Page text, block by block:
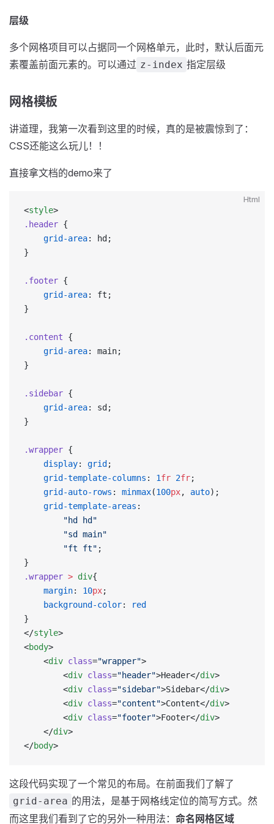
层级
多个网格项目可以占据同一个网格单元，此时，默认后面元
素覆盖前面元素的。可以通过 z-index 指定层级
网格模板
讲道理，我第一次看到这里的时候，真的是被震惊到了：
CSS还能这么玩儿！！
直接拿文档的demo来了
Html
<style>
.header {
	grid-area
: hd;
}
.footer {
	grid-area
: ft;
}
.content {
	grid-area
: main;
}
.sidebar {
	grid-area
: sd;
}
.wrapper {
    display
: grid ;
    grid-template-columns
: 1fr 2fr;
    grid-auto-rows
: minmax(100px, auto);
    grid-template-areas
:
        "hd hd"
        "sd main"
        "ft ft"
;
.wrapper > div{
    margin
: 10px;
    background-color
:
red
}
</style>
<body>
<div class="wrapper">
        <
div class="header">Header</div>
        <
div class="sidebar">Sidebar</div>
        <
div class="content">Content</div>
        <
div class="footer">Footer</div>
    </
div>
</body>
这段代码实现了一个常见的布局。在前面我们了解了
grid-area 的用法，是基于网格线定位的简写方式。然
而这里我们看到了它的另外一种用法： 命名网格区域